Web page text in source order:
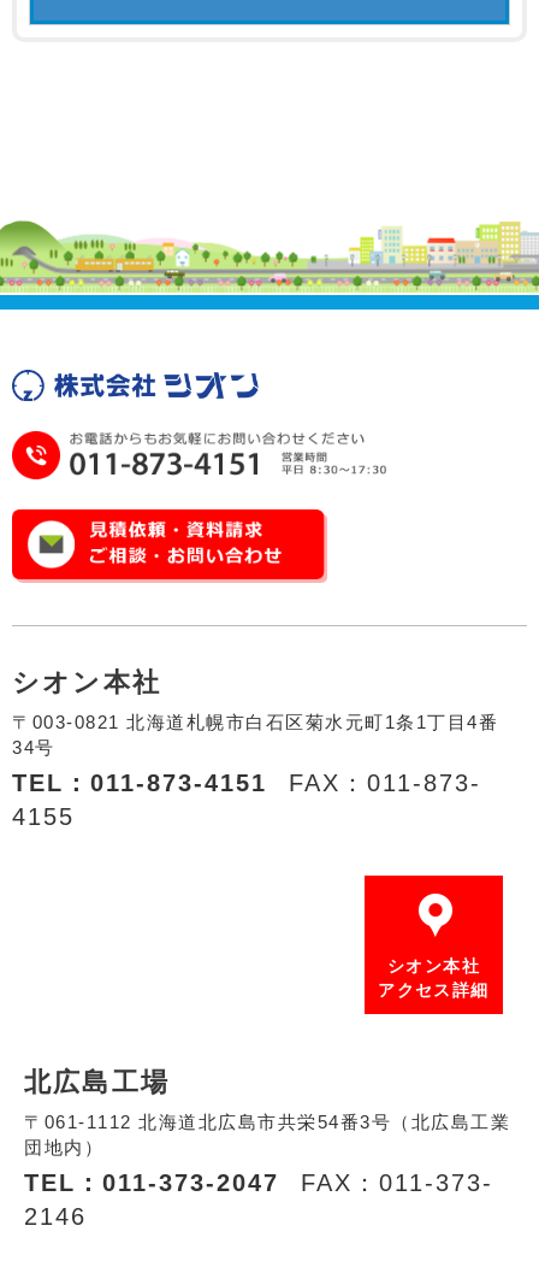
シオン本社
〒003-0821 北海道札幌市白石区菊水元町1条1丁目4番
34号
TEL：011-873-4151
FAX：011-873-
4155
シオン本社
アクセス詳細
北広島工場
〒061-1112 北海道北広島市共栄54番3号（北広島工業
団地内）
TEL：011-373-2047
FAX：011-373-
2146